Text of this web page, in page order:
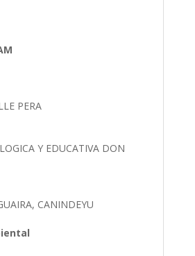
PERA
Y EDUCATIVA DON
CANINDEYU